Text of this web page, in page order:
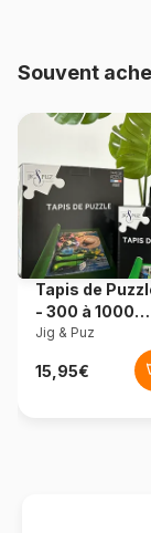
Référence
EAN
Nombre de
Dimensions
Souvent
Tapis de
- 300 à 1000
pièces
Jig & Puz